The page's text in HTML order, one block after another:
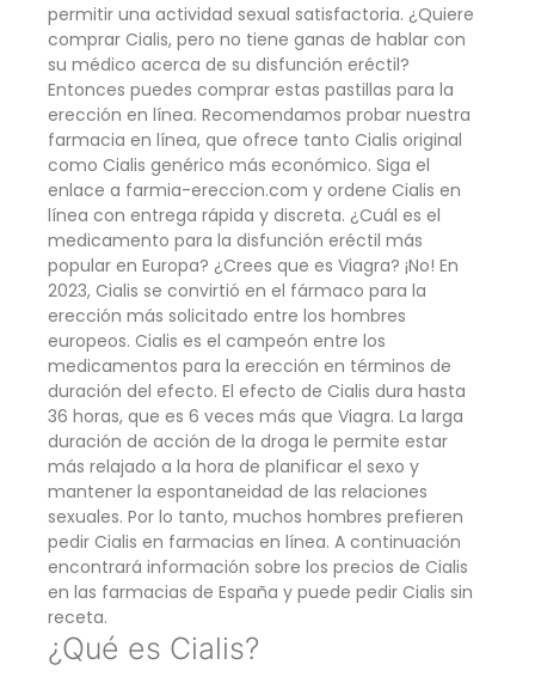
permitir una actividad sexual satisfactoria. ¿Quiere
comprar Cialis, pero no tiene ganas de hablar con
su médico acerca de su disfunción eréctil?
Entonces puedes comprar estas pastillas para la
erección en línea. Recomendamos probar nuestra
farmacia en línea, que ofrece tanto Cialis original
como Cialis genérico más económico. Siga el
enlace a farmia-ereccion.com y ordene Cialis en
línea con entrega rápida y discreta. ¿Cuál es el
medicamento para la disfunción eréctil más
popular en Europa? ¿Crees que es Viagra? ¡No! En
2023, Cialis se convirtió en el fármaco para la
erección más solicitado entre los hombres
europeos. Cialis es el campeón entre los
medicamentos para la erección en términos de
duración del efecto. El efecto de Cialis dura hasta
36 horas, que es 6 veces más que Viagra. La larga
duración de acción de la droga le permite estar
más relajado a la hora de planificar el sexo y
mantener la espontaneidad de las relaciones
sexuales. Por lo tanto, muchos hombres prefieren
pedir Cialis en farmacias en línea. A continuación
encontrará información sobre los precios de Cialis
en las farmacias de España y puede pedir Cialis sin
receta.
¿Qué es Cialis?